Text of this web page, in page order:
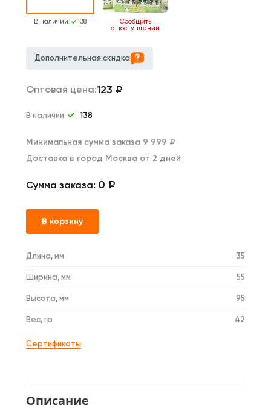
В наличии: 138
Сообщить
о поступлении
Дополнительная скидка
Оптовая цена:123 ₽
В наличии 138
Минимальная сумма заказа 9 999 ₽
Доставка в город Москва от 2 дней
Сумма заказа: 0 ₽
В корзину
Длина, мм 35
Ширина, мм 55
Высота, мм 95
Вес, гр 42
Сертификаты
Описание